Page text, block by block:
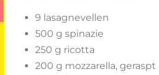
9 lasagnevellen
500 g spinazie
250 g ricotta
200 g mozzarella, geraspt